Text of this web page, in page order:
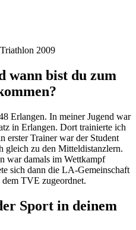
2009
wann bist du zum
Erlangen. In meiner Jugend war
in Erlangen. Dort trainierte ich
erster Trainer war der Student
gleich zu den Mitteldistanzlern.
war damals im Wettkampf
sich dann die LA-Gemeinschaft
TVE zugeordnet.
Sport in deinem